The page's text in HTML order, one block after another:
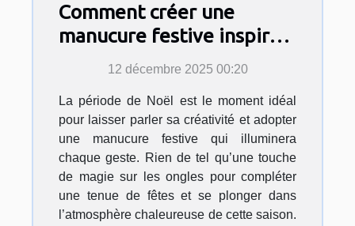
Comment créer une
manucure festive inspirée
par l'esprit de Noël ?
12 décembre 2025 00:20
La période de Noël est le moment idéal
pour laisser parler sa créativité et adopter
une manucure festive qui illuminera
chaque geste. Rien de tel qu’une touche
de magie sur les ongles pour compléter
une tenue de fêtes et se plonger dans
l’atmosphère chaleureuse de cette saison.